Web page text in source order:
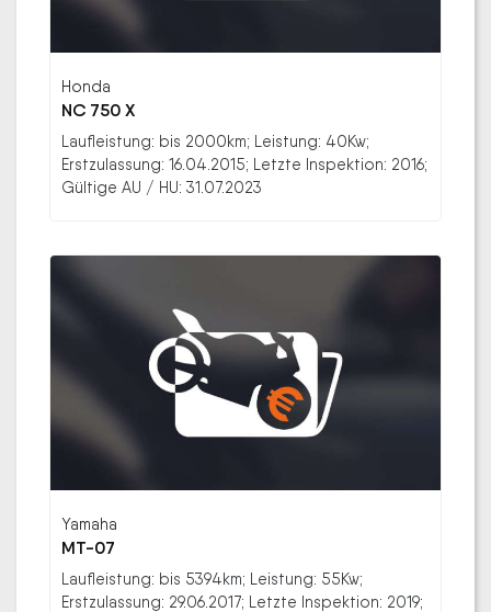
Honda
NC 750 X
Laufleistung: bis 2000km; Leistung: 40Kw;
Erstzulassung: 16.04.2015; Letzte Inspektion: 2016;
Gültige AU / HU: 31.07.2023
Yamaha
MT-07
Laufleistung: bis 5394km; Leistung: 55Kw;
Erstzulassung: 29.06.2017; Letzte Inspektion: 2019;